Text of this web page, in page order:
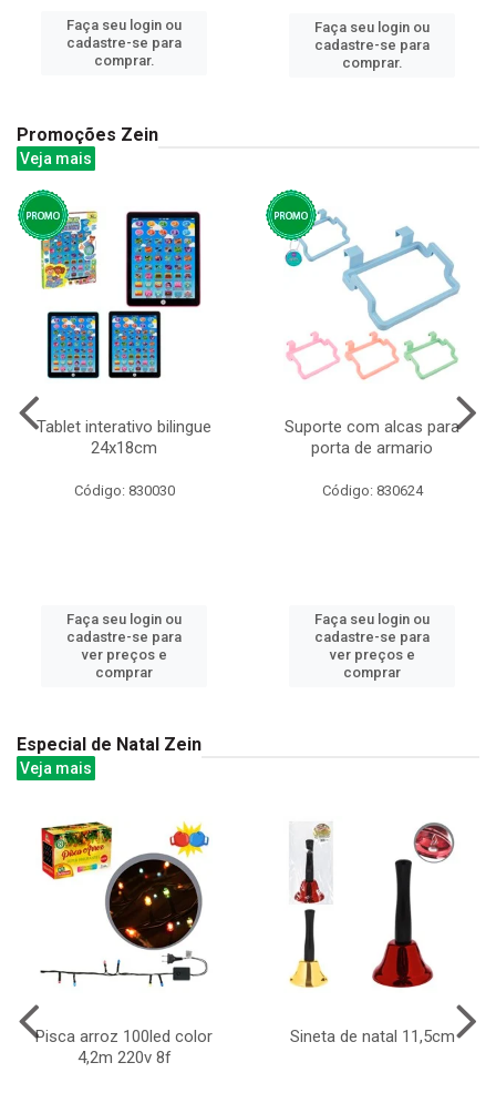
Faça seu login ou
cadastre-se para
comprar.
Faça seu login ou
cadastre-se para
comprar.
Promoções Zein
Veja mais
Tablet interativo bilingue
24x18cm
Código: 830030
Faça seu login ou
cadastre-se para
ver preços e
comprar
Suporte com alcas para
porta de armario
Código: 830624
Faça seu login ou
cadastre-se para
ver preços e
comprar
Especial de Natal Zein
Veja mais
Pisca arroz 100led color
4,2m 220v 8f
Sineta de natal 11,5cm